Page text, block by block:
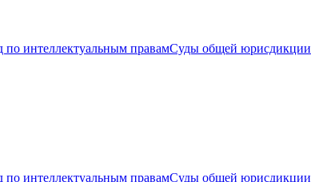
по интеллектуальным правамСуды общей юрисдикции
по интеллектуальным правамСуды общей юрисдикции